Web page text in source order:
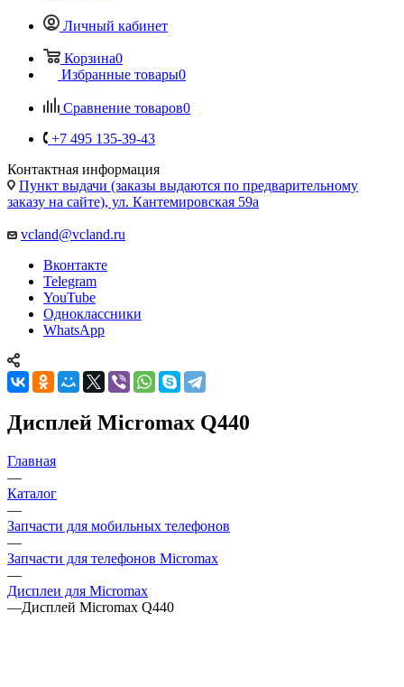
Личный кабинет
Корзина0
Избранные товары0
Сравнение товаров0
+7 495 135-39-43
Контактная информация
Пункт выдачи (заказы выдаются по предварительному
заказу на сайте), ул. Кантемировская 59а
vcland@vcland.ru
Вконтакте
Telegram
YouTube
Одноклассники
WhatsApp
Дисплей Micromax Q440
Главная
—
Каталог
—
Запчасти для мобильных телефонов
—
Запчасти для телефонов Micromax
—
Дисплеи для Micromax
—Дисплей Micromax Q440